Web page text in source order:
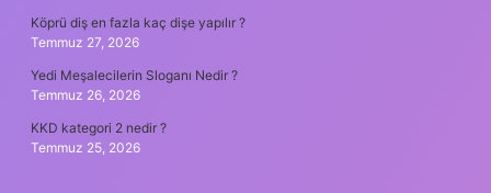
Köprü diş en fazla kaç dişe yapılır ?
Temmuz 27, 2026
Yedi Meşalecilerin Sloganı Nedir ?
Temmuz 26, 2026
KKD kategori 2 nedir ?
Temmuz 25, 2026